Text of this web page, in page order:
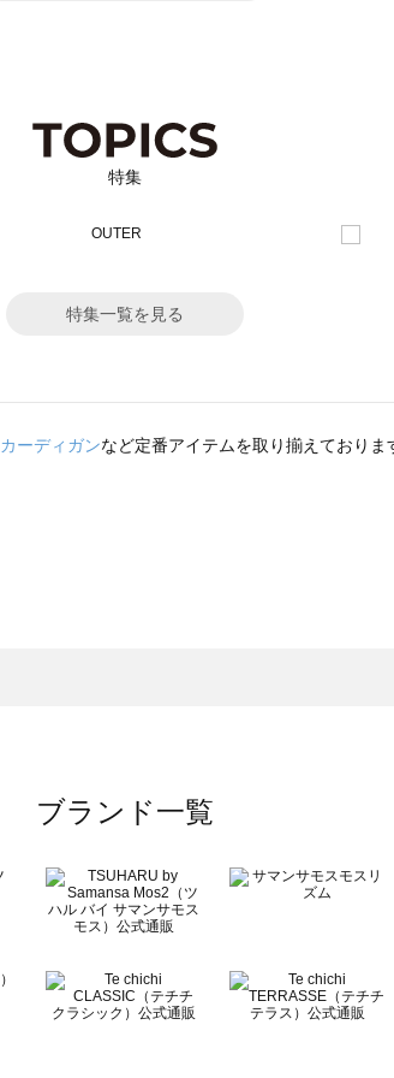
特集
特集一覧を見る
カーディガンなど定番アイテムを取り揃えておりま
ブランド一覧